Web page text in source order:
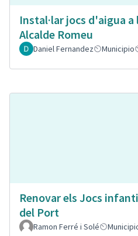
Instal·lar jocs d'aigua a
Alcalde Romeu
Daniel Fernandez Municipio
Renovar els Jocs
del Port
Ramon Ferré i Solé